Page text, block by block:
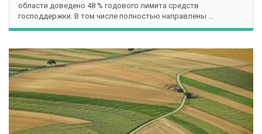
области доведено 48 % годового лимита средств
господдержки. В том числе полностью направлены …